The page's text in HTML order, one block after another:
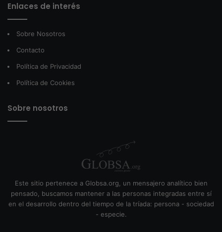
Enlaces de interés
Sobre Nosotros
Contacto
Política de Privacidad
Política de Cookies
Sobre nosotros
Este sitio pertenece a Globsa.org, un mensajero analítico bien
pensado, buscamos mantener a las personas integradas entre sí
en el desarrollo dentro del tiempo de la tríada: persona - sociedad
- especie.